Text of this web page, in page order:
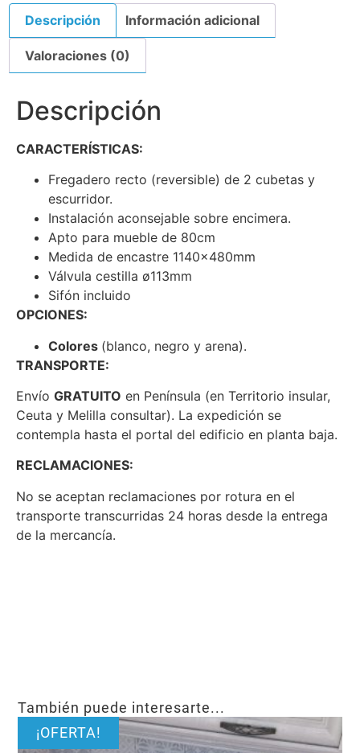
Descripción Información adicional
Valoraciones (0)
Descripción
CARACTERÍSTICAS:
Fregadero recto (reversible) de 2 cubetas y
escurridor.
Instalación aconsejable sobre encimera.
Apto para mueble de 80cm
Medida de encastre 1140x480mm
Válvula cestilla ø113mm
Sifón incluido
OPCIONES:
Colores (blanco, negro y arena).
TRANSPORTE:
Envío GRATUITO en Península (en Territorio insular,
Ceuta y Melilla consultar). La expedición se
contempla hasta el portal del edificio en planta baja.
RECLAMACIONES:
No se aceptan reclamaciones por rotura en el
transporte transcurridas 24 horas desde la entrega
de la mercancía.
También puede interesarte...
¡OFERTA!